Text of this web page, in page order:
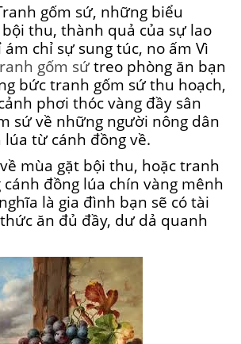
gốm sứ, những biểu
thu, thành quả của sự lao
chỉ sự sung túc, no ấm Vì
gốm sứtreo phòng ăn bạn
bức tranh gốm sứ thu hoạch,
phơi thóc vàng đầy sân
sứ về những người nông dân
lúa từ cánh đồng về.
mùa gặt bội thu, hoặc tranh
đồng lúa chín vàng mênh
là gia đình bạn sẽ có tài
ăn đủ đầy, dư dả quanh